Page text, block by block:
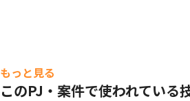
もっと見る
このPJ・案件で使われている